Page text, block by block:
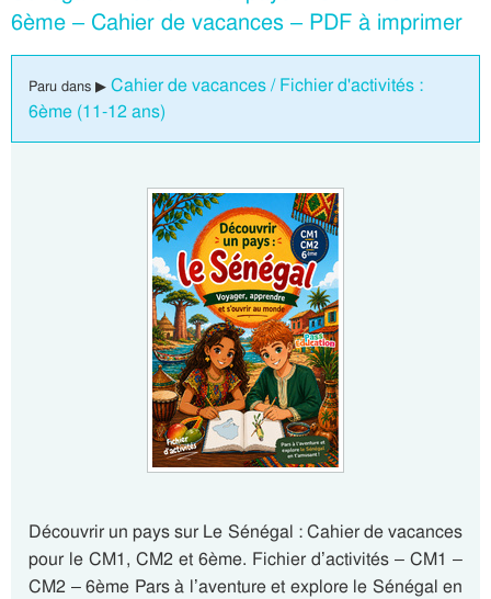
6ème – Cahier de vacances – PDF à imprimer
Paru dans ▶ Cahier de vacances / Fichier d'activités :
6ème (11-12 ans)
Découvrir un pays sur Le Sénégal : Cahier de vacances
pour le CM1, CM2 et 6ème. Fichier d’activités – CM1 –
CM2 – 6ème Pars à l’aventure et explore le Sénégal en